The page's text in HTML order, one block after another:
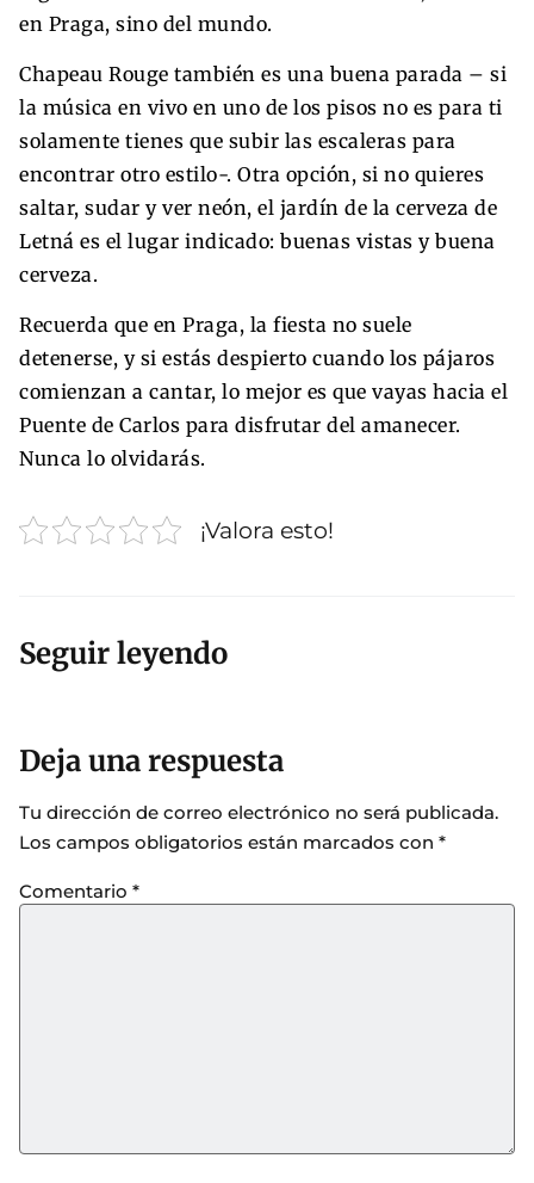
en Praga, sino del mundo.
Chapeau Rouge también es una buena parada – si
la música en vivo en uno de los pisos no es para ti
solamente tienes que subir las escaleras para
encontrar otro estilo-. Otra opción, si no quieres
saltar, sudar y ver neón, el jardín de la cerveza de
Letná es el lugar indicado: buenas vistas y buena
cerveza.
Recuerda que en Praga, la fiesta no suele
detenerse, y si estás despierto cuando los pájaros
comienzan a cantar, lo mejor es que vayas hacia el
Puente de Carlos para disfrutar del amanecer.
Nunca lo olvidarás.
¡Valora esto!
Seguir leyendo
Deja una respuesta
Tu dirección de correo electrónico no será publicada.
Los campos obligatorios están marcados con *
Comentario *